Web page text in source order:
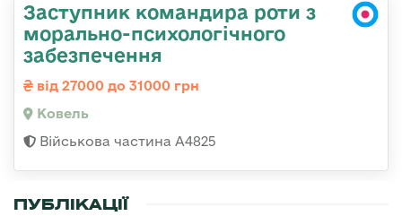
Заступник командира роти з
морально-психологічного
забезпечення
від 27000 до 31000 грн
Ковель
Військова частина А4825
ПУБЛІКАЦІЇ